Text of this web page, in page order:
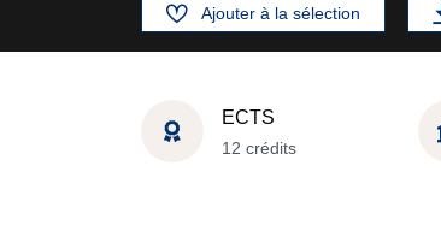
Ajouter à la sélection
ECTS
12 crédits